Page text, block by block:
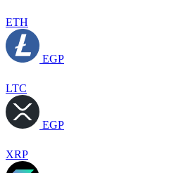
ETH
EGP
LTC
EGP
XRP